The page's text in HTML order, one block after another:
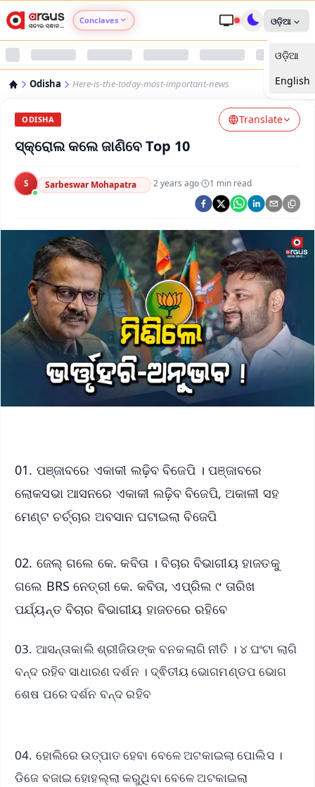
Conclaves
Argus Nari Shakti
Argus Swaad Odisha
Argus Chalo Dekhein Apna Desh
ଓଡ଼ିଆ
ଓଡ଼ିଆ
English
Odisha Here-is-the-today-most-important-news
ODISHA Translate
ସ୍କ୍ରୋଲ କଲେ ଜାଣିବେ Top 10
S Sarbeswar Mohapatra ·2 years ago· 1 min read
01. ପଞ୍ଜାବରେ ଏକାକୀ ଲଢ଼ିବ ବିଜେପି । ପଞ୍ଜାବରେ
ଲୋକସଭା ଆସନରେ ଏକାକୀ ଲଢ଼ିବ ବିଜେପି, ଅକାଳୀ ସହ
ମେଣ୍ଟ ଚର୍ଚ୍ଚାର ଅବସାନ ଘଟାଇଲା ବିଜେପି
02. ଜେଲ୍‌ ଗଲେ କେ. କବିତା । ବିଚାର ବିଭାଗୀୟ ହାଜତକୁ
ଗଲେ BRS ନେତ୍ରୀ କେ. କବିତା, ଏପ୍ରିଲ ୯ ତାରିଖ
ପର୍ଯ୍ୟନ୍ତ ବିଚାର ବିଭାଗୀୟ ହାଜତରେ ରହିବେ
03. ଆସନ୍ତାକାଲି ଶ୍ରୀଜିଉଙ୍କ ବନକଲାଗି ନୀତି । ୪ ଘଂଟା ଲାଗି
ବନ୍ଦ ରହିବ ସାଧାରଣ ଦର୍ଶନ । ଦ୍ଵିତୀୟ ଭୋଗମଣ୍ଡପ ଭୋଗ
ଶେଷ ପରେ ଦର୍ଶନ ବନ୍ଦ ରହିବ
04. ହୋଲିରେ ଉତ୍ପାତ ହେବା ବେଳେ ଅଟକାଇଲା ପୋଲିସ ।
ଡିଜେ ବଜାଇ ହୋହଲ୍ଲା କରୁଥିବା ବେଳେ ଅଟକାଇଲା